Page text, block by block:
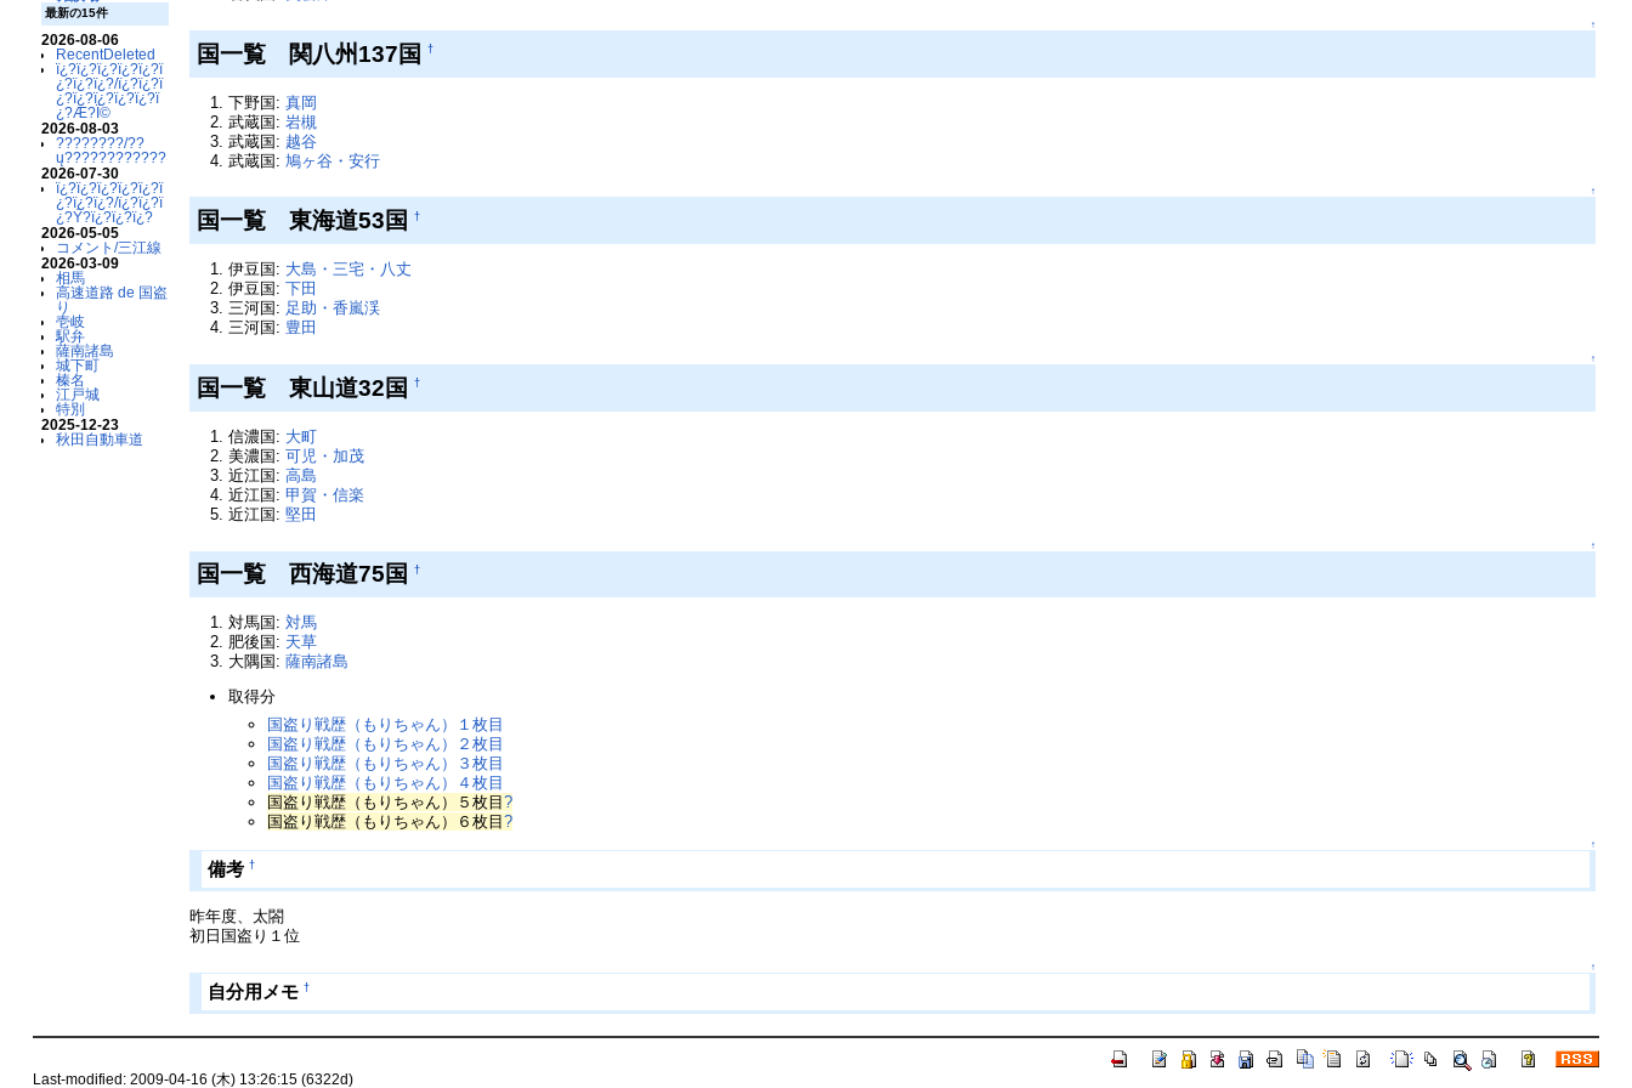
最新の15件
2026-08-06
RecentDeleted
ï¿?ï¿?ï¿?ï¿?ï¿?ï
¿?ï¿?ï¿?/ï¿?ï¿?ï
¿?ï¿?ï¿?ï¿?ï¿?ï
¿?Æ?Ï©
2026-08-03
????????/??
ų????????????
2026-07-30
ï¿?ï¿?ï¿?ï¿?ï¿?ï
¿?ï¿?ï¿?/ï¿?ï¿?ï
¿?Ý?ï¿?ï¿?ï¿?
2026-05-05
コメント/三江線
2026-03-09
相馬
高速道路 de 国盗
り
壱岐
駅弁
薩南諸島
城下町
榛名
江戸城
特別
2025-12-23
秋田自動車道
↑
国一覧 関八州137国†
下野国:真岡
武蔵国:岩槻
武蔵国: 越谷
武蔵国:鳩ヶ谷・安行
↑
国一覧 東海道53国†
伊豆国: 大島・三宅・八丈
伊豆国:下田
三河国: 足助・香嵐渓
三河国: 豊田
↑
国一覧 東山道32国†
信濃国: 大町
美濃国:可児・加茂
近江国:高島
近江国:甲賀・信楽
近江国:堅田
↑
国一覧 西海道75国†
対馬国:対馬
肥後国: 天草
大隅国:薩南諸島
取得分
国盗り戦歴（もりちゃん）１枚目
国盗り戦歴（もりちゃん）２枚目
国盗り戦歴（もりちゃん）３枚目
国盗り戦歴（もりちゃん）４枚目
国盗り戦歴（もりちゃん）５枚目?
国盗り戦歴（もりちゃん）６枚目?
↑
備考 †
昨年度、太閤
初日国盗り１位
↑
自分用メモ †
Last-modified: 2009-04-16 (木) 13:26:15 (6322d)